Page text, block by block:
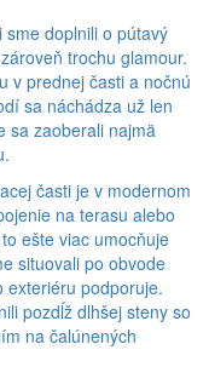
doplnili o pútavý
trochu glamour.
v prednej časti a nočnú
sa náchádza už len
sa zaoberali najmä
časti je v modernom
na terasu alebo
ešte viac umocňuje
situovali po obvode
exteriéru podporuje.
pozdĺž dlhšej steny so
na čalúnených